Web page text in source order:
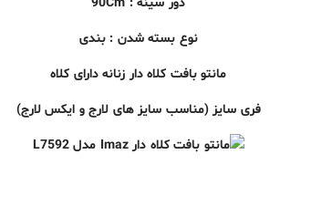
نوع بسته شدن : بندی
مانتو بافت کلاه دار زنانه دارای کلاه
فری سایز (مناسب سایز های لارج و ایکس لارج)